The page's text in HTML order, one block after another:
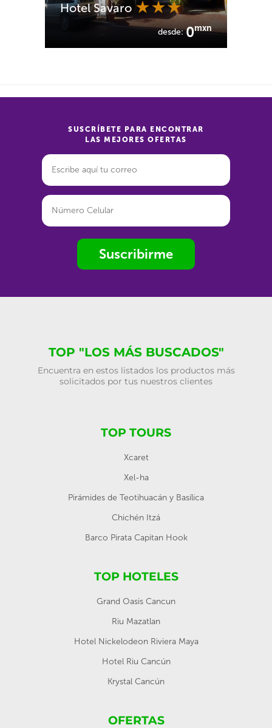
Hotel Savaro
desde:0mxn
SUSCRÍBETE PARA ENCONTRAR
LAS MEJORES OFERTAS
Suscribirme
TOP "LOS MÁS BUSCADOS"
Encuentra en estos listados los productos más
solicitados por tus nuestros clientes
TOP TOURS
Xcaret
Xel-ha
Pirámides de Teotihuacán y Basílica
Chichén Itzá
Barco Pirata Capitan Hook
TOP HOTELES
Grand Oasis Cancun
Riu Mazatlan
Hotel Nickelodeon Riviera Maya
Hotel Riu Cancún
Krystal Cancún
OFERTAS